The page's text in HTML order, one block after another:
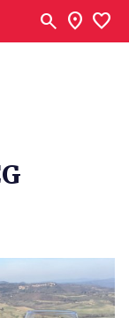
search location_on favorite